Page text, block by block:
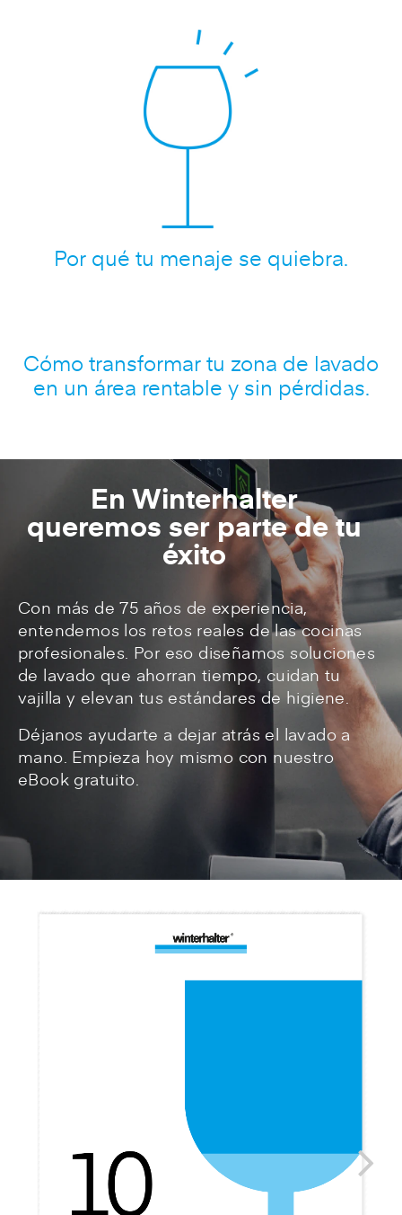
Por qué tu menaje se quiebra.
Cómo transformar tu zona de lavado
en un área rentable y sin pérdidas.
En Winterhalter
queremos ser parte de tu
éxito
Con más de 75 años de experiencia,
entendemos los retos reales de las cocinas
profesionales. Por eso diseñamos soluciones
de lavado que ahorran tiempo, cuidan tu
vajilla y elevan tus estándares de higiene.
Déjanos ayudarte a dejar atrás el lavado a
mano. Empieza hoy mismo con nuestro
eBook gratuito.